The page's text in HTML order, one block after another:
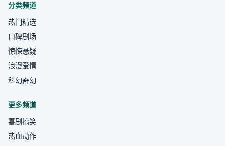
分类频道
热门精选
口碑剧场
惊悚悬疑
浪漫爱情
科幻奇幻
更多频道
喜剧搞笑
热血动作